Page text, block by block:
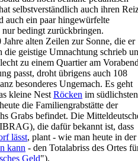
selbstverständlich auch ihren
auch ein paar hingewürfelte
bedingt zurückbringen.
alten Zeilen zur Sonne, die er
geistige Umnachtung schrieb
zu einem Quartier am Vorabend
passt, droht übrigens auch 108
besonderes Ungemach. Es geht
kleine Nest Röcken im südlichsten
die Familiengrabstätte der
Grabs befindet. Die
die dafür bekannt ist, dass
lässt, plant - wie man heute in der
kann - den Totalabriss des Ortes
Geld").